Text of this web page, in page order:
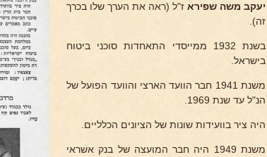
יעקב משה שפירא ז"ל (ראה את הערך שלו בכרך
זה).
בשנת 1932 ממייסדי התאחדות סוכני ביטוח
בישראל.
משנת 1941 חבר הוועד הארצי והוועד הפועל של
הנ"ל עד שנת 1969.
היה ציר בוועידות שונות של הציונים הכלליים.
משנת 1949 היה חבר המועצה של בנק אשראי